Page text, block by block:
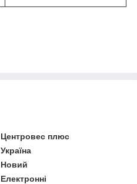
Центровес плюс
Україна
Новий
Електронні